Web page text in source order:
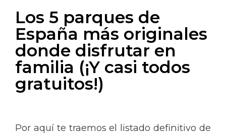
Los 5 parques de
España más originales
donde disfrutar en
familia (¡Y casi todos
gratuitos!)
Por aquí te traemos el listado definitivo de